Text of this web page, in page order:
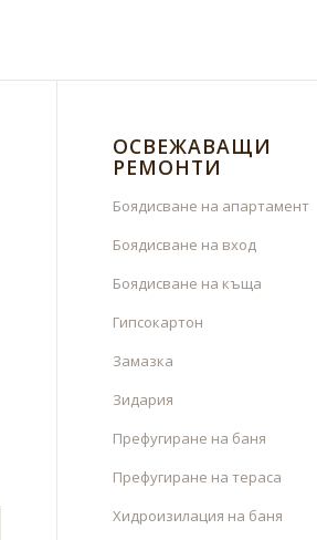
ОСВЕЖАВАЩИ
РЕМОНТИ
Боядисване на апартамент
Боядисване на вход
Боядисване на къща
Гипсокартон
Замазка
Зидария
Префугиране на баня
Префугиране на тераса
Хидроизилация на баня